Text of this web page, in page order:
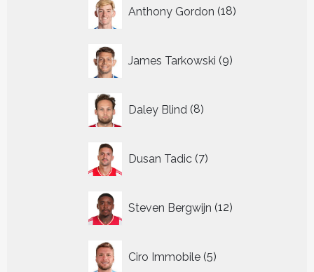
Anthony Gordon 18
producten
James Tarkowski 9
producten
Daley Blind 8
producten
Dusan Tadic 7
producten
Steven Bergwijn 12
producten
Ciro Immobile 5
producten